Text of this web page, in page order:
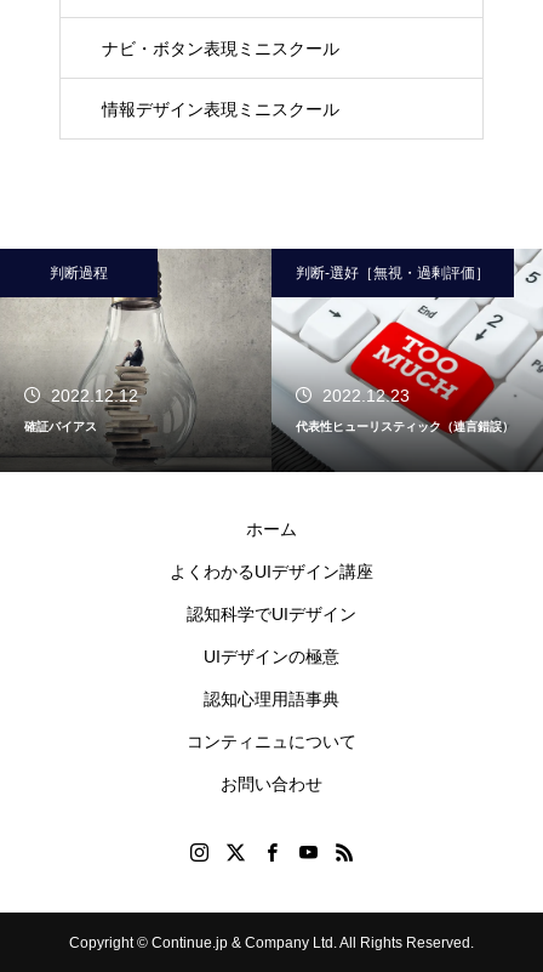
ナビ・ボタン表現ミニスクール
情報デザイン表現ミニスクール
判断過程
2022.12.12
確証バイアス
判断-選好［無視・過剰評価］
2022.12.23
代表性ヒューリスティック（連言錯誤）
ホーム
よくわかるUIデザイン講座
認知科学でUIデザイン
UIデザインの極意
認知心理用語事典
コンティニュについて
お問い合わせ
Copyright © Continue.jp & Company Ltd. All Rights Reserved.